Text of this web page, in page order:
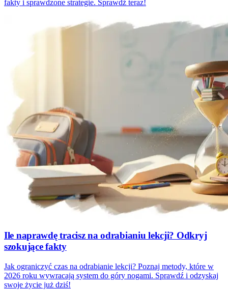
fakty i sprawdzone strategie. Sprawdź teraz!
Ile naprawdę tracisz na odrabianiu lekcji? Odkryj
szokujące fakty
Jak ograniczyć czas na odrabianie lekcji? Poznaj metody, które w
2026 roku wywracają system do góry nogami. Sprawdź i odzyskaj
swoje życie już dziś!